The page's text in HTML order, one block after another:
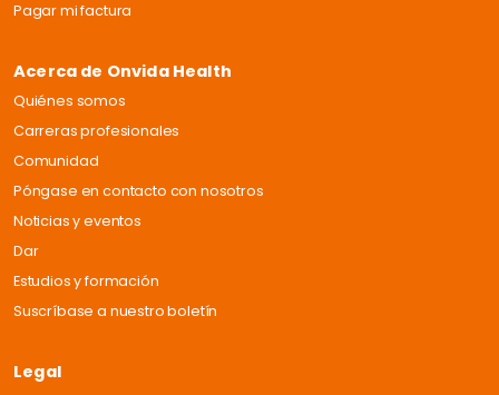
Pagar mi factura
Acerca de Onvida Health
Quiénes somos
Carreras profesionales
Comunidad
Póngase en contacto con nosotros
Noticias y eventos
Dar
Estudios y formación
Suscríbase a nuestro boletín
Legal